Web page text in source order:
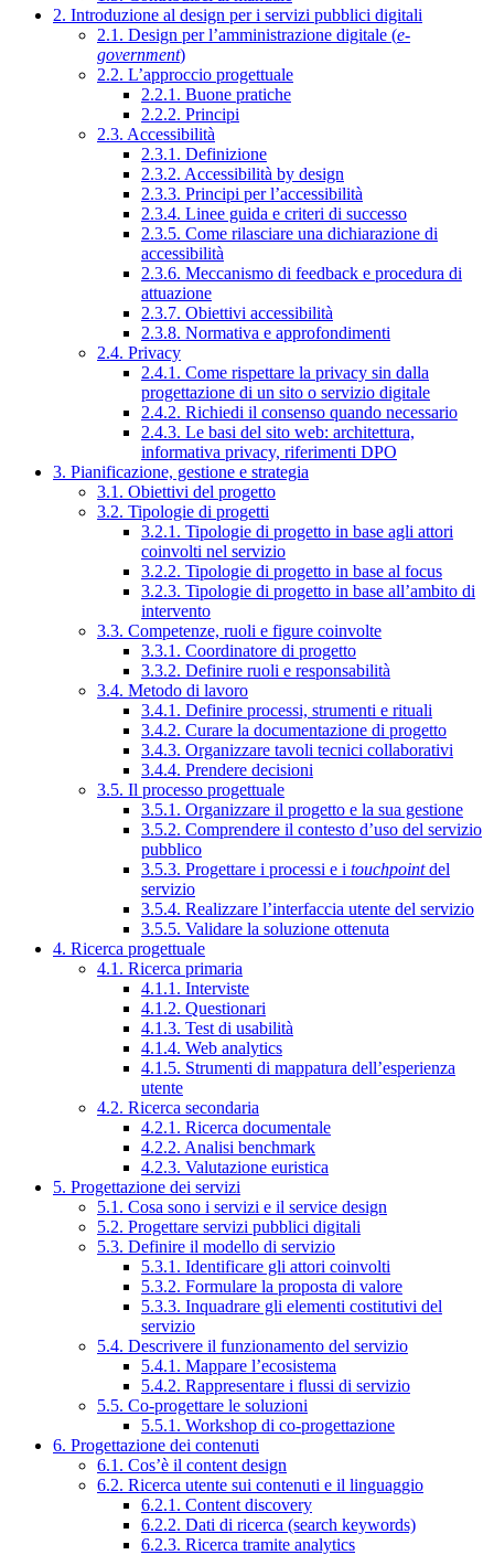
2. Introduzione al design per i servizi pubblici digitali
2.1. Design per l’amministrazione digitale (e-
government)
2.2. L’approccio progettuale
2.2.1. Buone pratiche
2.2.2. Principi
2.3. Accessibilità
2.3.1. Definizione
2.3.2. Accessibilità by design
2.3.3. Principi per l’accessibilità
2.3.4. Linee guida e criteri di successo
2.3.5. Come rilasciare una dichiarazione di
accessibilità
2.3.6. Meccanismo di feedback e procedura di
attuazione
2.3.7. Obiettivi accessibilità
2.3.8. Normativa e approfondimenti
2.4. Privacy
2.4.1. Come rispettare la privacy sin dalla
progettazione di un sito o servizio digitale
2.4.2. Richiedi il consenso quando necessario
2.4.3. Le basi del sito web: architettura,
informativa privacy, riferimenti DPO
3. Pianificazione, gestione e strategia
3.1. Obiettivi del progetto
3.2. Tipologie di progetti
3.2.1. Tipologie di progetto in base agli attori
coinvolti nel servizio
3.2.2. Tipologie di progetto in base al focus
3.2.3. Tipologie di progetto in base all’ambito di
intervento
3.3. Competenze, ruoli e figure coinvolte
3.3.1. Coordinatore di progetto
3.3.2. Definire ruoli e responsabilità
3.4. Metodo di lavoro
3.4.1. Definire processi, strumenti e rituali
3.4.2. Curare la documentazione di progetto
3.4.3. Organizzare tavoli tecnici collaborativi
3.4.4. Prendere decisioni
3.5. Il processo progettuale
3.5.1. Organizzare il progetto e la sua gestione
3.5.2. Comprendere il contesto d’uso del servizio
pubblico
3.5.3. Progettare i processi e i touchpointdel
servizio
3.5.4. Realizzare l’interfaccia utente del servizio
3.5.5. Validare la soluzione ottenuta
4. Ricerca progettuale
4.1. Ricerca primaria
4.1.1. Interviste
4.1.2. Questionari
4.1.3. Test di usabilità
4.1.4. Web analytics
4.1.5. Strumenti di mappatura dell’esperienza
utente
4.2. Ricerca secondaria
4.2.1. Ricerca documentale
4.2.2. Analisi benchmark
4.2.3. Valutazione euristica
5. Progettazione dei servizi
5.1. Cosa sono i servizi e il service design
5.2. Progettare servizi pubblici digitali
5.3. Definire il modello di servizio
5.3.1. Identificare gli attori coinvolti
5.3.2. Formulare la proposta di valore
5.3.3. Inquadrare gli elementi costitutivi del
servizio
5.4. Descrivere il funzionamento del servizio
5.4.1. Mappare l’ecosistema
5.4.2. Rappresentare i flussi di servizio
5.5. Co-progettare le soluzioni
5.5.1. Workshop di co-progettazione
6. Progettazione dei contenuti
6.1. Cos’è il content design
6.2. Ricerca utente sui contenuti e il linguaggio
6.2.1. Content discovery
6.2.2. Dati di ricerca (search keywords)
6.2.3. Ricerca tramite analytics